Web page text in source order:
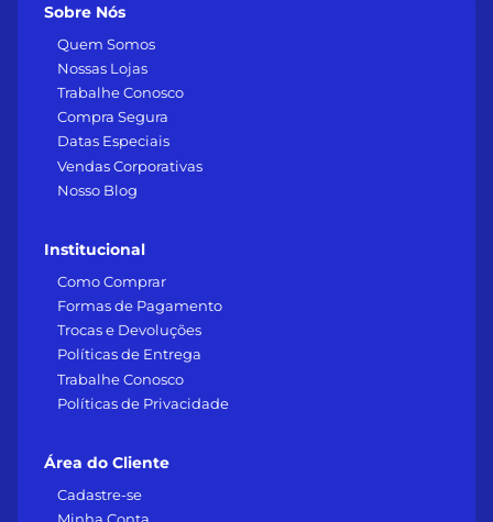
Sobre Nós
Quem Somos
Nossas Lojas
Trabalhe Conosco
Compra Segura
Datas Especiais
Vendas Corporativas
Nosso Blog
Institucional
Como Comprar
Formas de Pagamento
Trocas e Devoluções
Políticas de Entrega
Trabalhe Conosco
Políticas de Privacidade
Área do Cliente
Cadastre-se